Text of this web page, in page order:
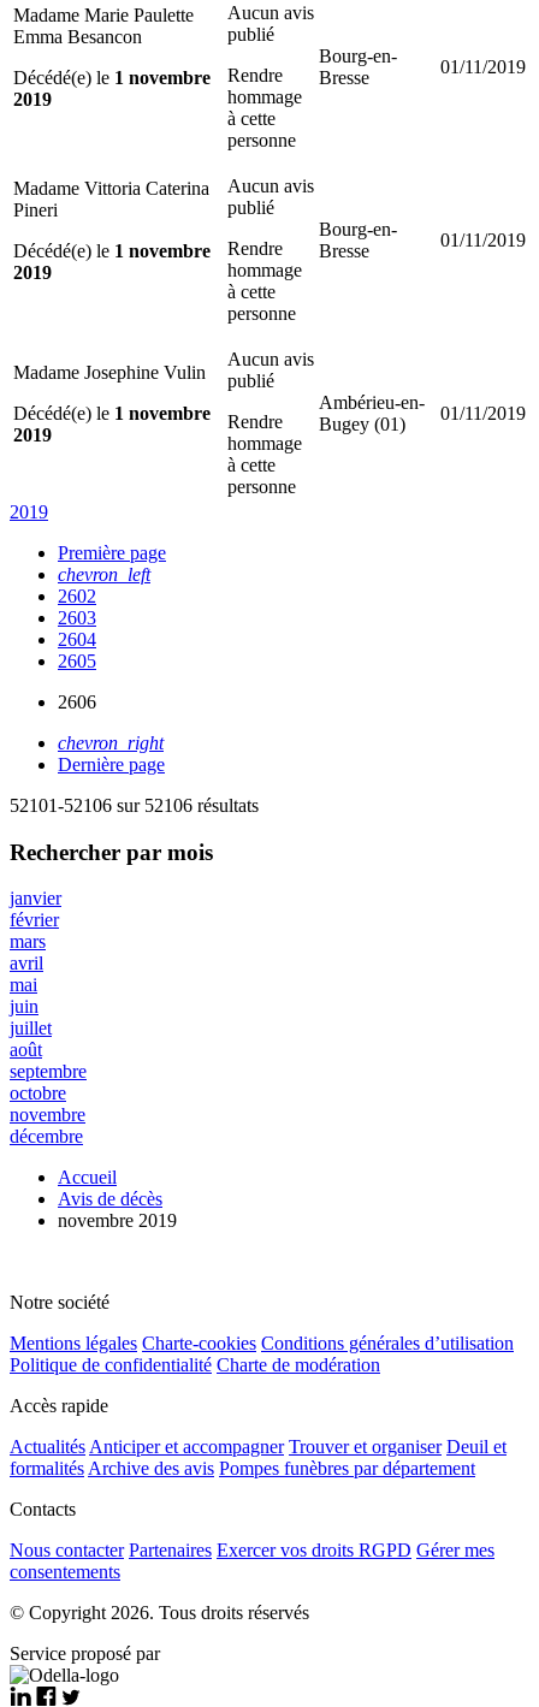
Madame Marie Paulette
Emma Besancon
Décédé(e) le 1 novembre
2019
Aucun avis
publié
Rendre
hommage
à cette
personne
Bourg-en-
Bresse
01/11/2019
Madame Vittoria Caterina
Pineri
Décédé(e) le 1 novembre
2019
Aucun avis
publié
Rendre
hommage
à cette
personne
Bourg-en-
Bresse
01/11/2019
Madame Josephine Vulin
Décédé(e) le 1 novembre
2019
Aucun avis
publié
Rendre
hommage
à cette
personne
Ambérieu-en-
Bugey (01)
01/11/2019
2019
Première page
chevron_left
2602
2603
2604
2605
2606
chevron_right
Dernière page
52101-52106 sur 52106 résultats
Rechercher par mois
janvier
février
mars
avril
mai
juin
juillet
août
septembre
octobre
novembre
décembre
Accueil
Avis de décès
novembre 2019
Notre société
Mentions légales Charte-cookies Conditions générales d’utilisation
Politique de confidentialité Charte de modération
Accès rapide
Actualités Anticiper et accompagner Trouver et organiser Deuil et
formalités Archive des avis Pompes funèbres par département
Contacts
Nous contacter Partenaires Exercer vos droits RGPD Gérer mes
consentements
© Copyright 2026. Tous droits réservés
Service proposé par